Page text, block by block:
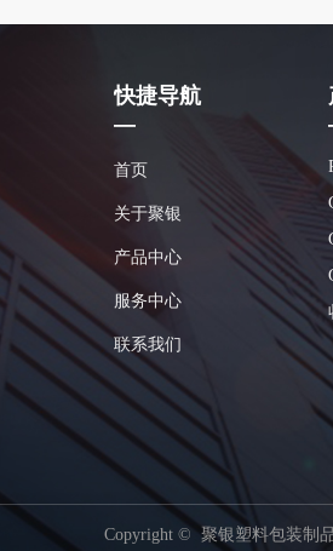
Copyright © 聚银塑料包装制
快捷导航
—
首页
关于聚银
产品中心
服务中心
联系我们